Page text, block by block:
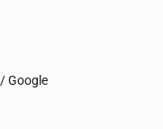
/ Google